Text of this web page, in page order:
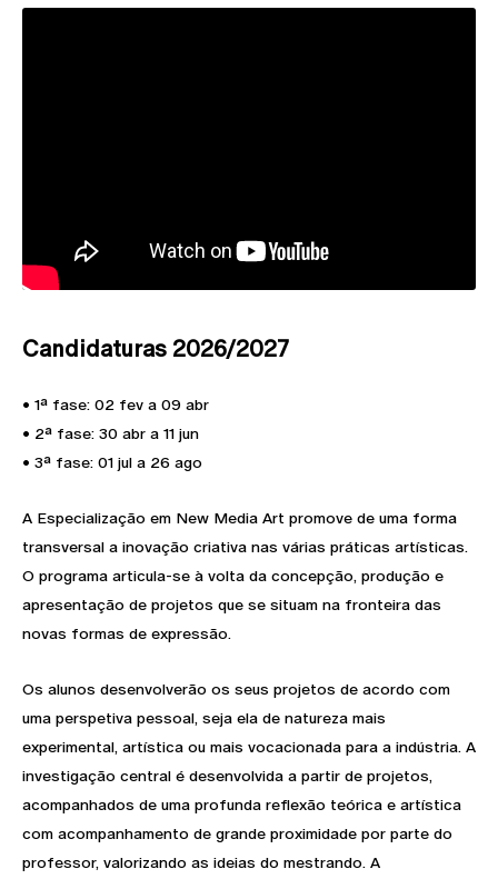
Candidaturas 2026/2027
• 1ª fase: 02 fev a 09 abr
• 2ª fase: 30 abr a 11 jun
• 3ª fase: 01 jul a 26 ago
A Especialização em New Media Art promove de uma forma
transversal a inovação criativa nas várias práticas artísticas.
O programa articula-se à volta da concepção, produção e
apresentação de projetos que se situam na fronteira das
novas formas de expressão.
Os alunos desenvolverão os seus projetos de acordo com
uma perspetiva pessoal, seja ela de natureza mais
experimental, artística ou mais vocacionada para a indústria. A
investigação central é desenvolvida a partir de projetos,
acompanhados de uma profunda reflexão teórica e artística
com acompanhamento de grande proximidade por parte do
professor, valorizando as ideias do mestrando. A